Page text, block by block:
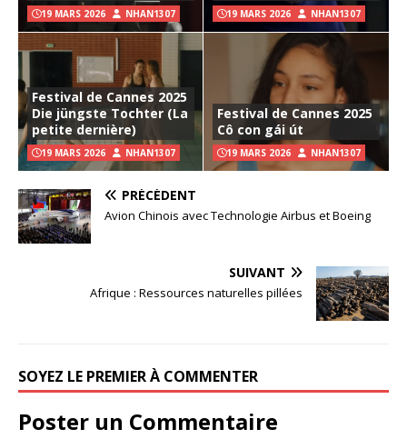
19 MARS 2026 NHAN1307 19 MARS 2026 NHAN1307
Festival de Cannes 2025
Die jüngste Tochter (La
petite dernière)
19 MARS 2026 NHAN1307
Festival de Cannes 2025
Cô con gái út
19 MARS 2026 NHAN1307
PRÉCÉDENT
Avion Chinois avec Technologie Airbus et Boeing
SUIVANT
Afrique : Ressources naturelles pillées
SOYEZ LE PREMIER À COMMENTER
Poster un Commentaire